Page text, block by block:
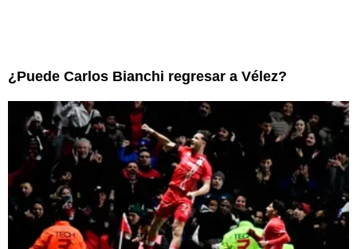
¿Puede Carlos Bianchi regresar a Vélez?